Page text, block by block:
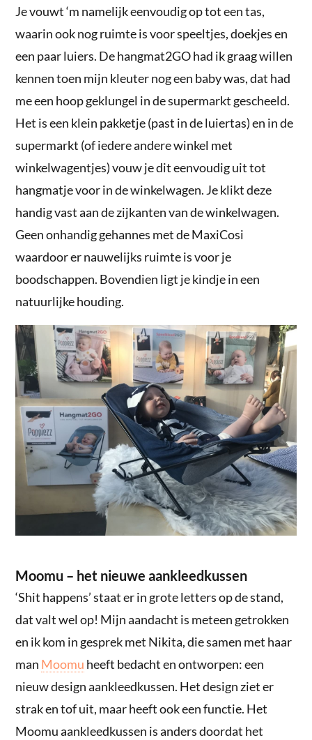
Je vouwt ‘m namelijk eenvoudig op tot een tas,
waarin ook nog ruimte is voor speeltjes, doekjes en
een paar luiers. De hangmat2GO had ik graag willen
kennen toen mijn kleuter nog een baby was, dat had
me een hoop geklungel in de supermarkt gescheeld.
Het is een klein pakketje (past in de luiertas) en in de
supermarkt (of iedere andere winkel met
winkelwagentjes) vouw je dit eenvoudig uit tot
hangmatje voor in de winkelwagen. Je klikt deze
handig vast aan de zijkanten van de winkelwagen.
Geen onhandig gehannes met de MaxiCosi
waardoor er nauwelijks ruimte is voor je
boodschappen. Bovendien ligt je kindje in een
natuurlijke houding.
Moomu – het nieuwe aankleedkussen
‘Shit happens’ staat er in grote letters op de stand,
dat valt wel op! Mijn aandacht is meteen getrokken
en ik kom in gesprek met Nikita, die samen met haar
man Moomu heeft bedacht en ontworpen: een
nieuw design aankleedkussen. Het design ziet er
strak en tof uit, maar heeft ook een functie. Het
Moomu aankleedkussen is anders doordat het